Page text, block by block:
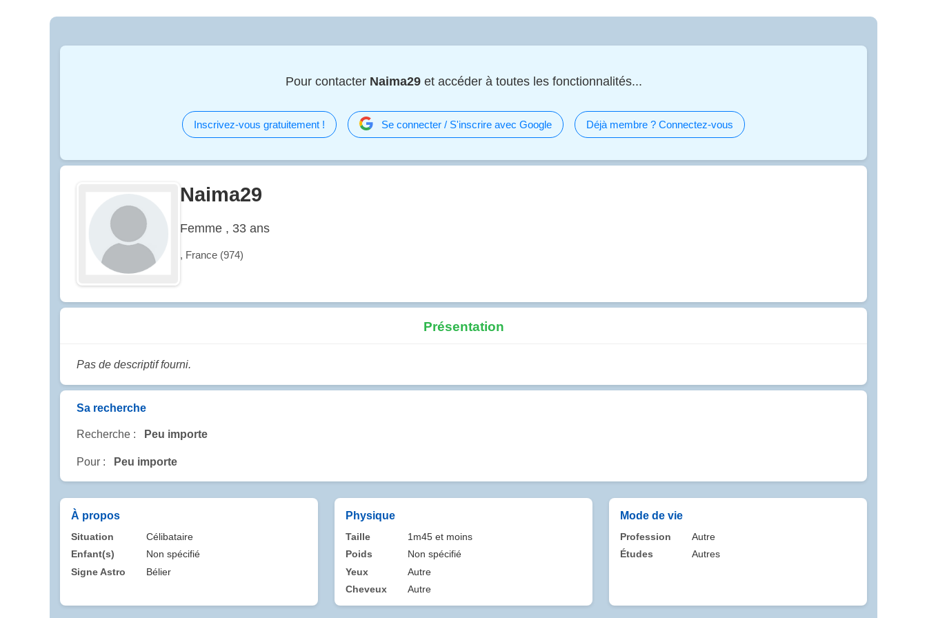
Pour contacter Naima29et accéder à toutes les fonctionnalités...
Inscrivez-vous gratuitement ! Se connecter / S'inscrire avec Google Déjà membre ? Connectez-vous
Naima29
Femme , 33 ans
, France (974)
Présentation
Pas de descriptif fourni.
Sa recherche
Recherche : Peu importe
Pour : Peu importe
À propos
Situation
Célibataire
Enfant(s)
Non spécifié
Signe Astro
Bélier
Physique
Taille
1m45 et moins
Poids
Non spécifié
Yeux
Autre
Cheveux
Autre
Mode de vie
Profession
Autre
Études
Autres